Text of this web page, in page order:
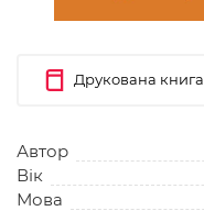
Друкована книга
Автор
Вік
Мова